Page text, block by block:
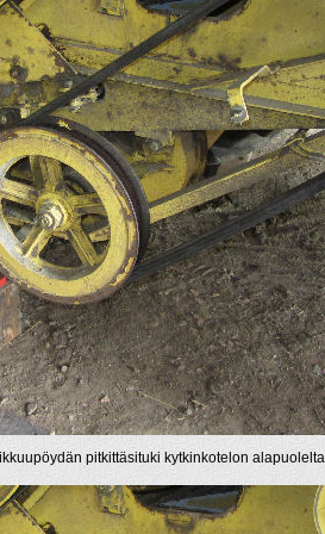
pitkittäsituki kytkinkotelon alapuolelta.